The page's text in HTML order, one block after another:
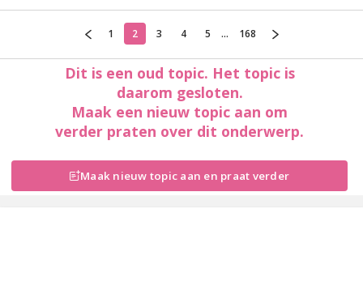
1 2 3 4 5 ... 168
Dit is een oud topic. Het topic is
daarom gesloten.
Maak een nieuw topic aan om
verder praten over dit onderwerp.
Maak nieuw topic aan en praat verder